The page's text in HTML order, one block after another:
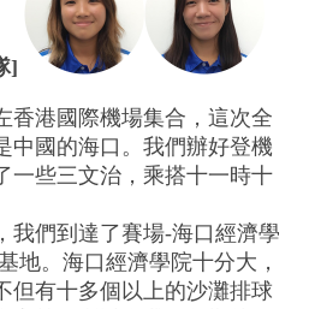
]
香港國際機場集合，這次全
中國的海口。我們辦好登機
一些三文治，乘搭十一時十
我們到達了賽場-海口經濟學
地。海口經濟學院十分大，
但有十多個以上的沙灘排球